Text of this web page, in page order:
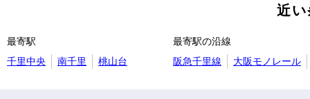
近
最寄駅
千里中央
南千里 桃山台
最寄駅の沿線
阪急千里線
大阪モノレール